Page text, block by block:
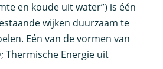
en koude uit water”) is één
wijken duurzaam te
Eén van de vormen van
Thermische Energie uit